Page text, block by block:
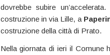
dovrebbe subire
costruzione in via Lille, a
costruzione della città di Prato.
Nella giornata di ieri il Comune